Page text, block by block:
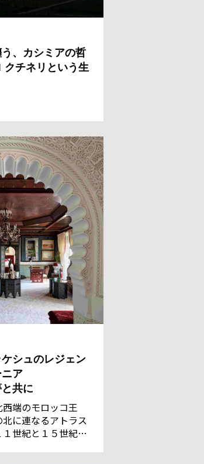
、カシミアの哲
チネリという生
シュのレジェン
ア
共に
端のモロッコ王
に連なるアトラス
世紀と１５世紀の